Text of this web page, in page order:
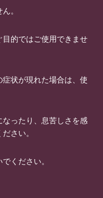
。
目的ではご使用できませ
症状が現れた場合は、使
なったり、息苦しさを感
さい。
ください。